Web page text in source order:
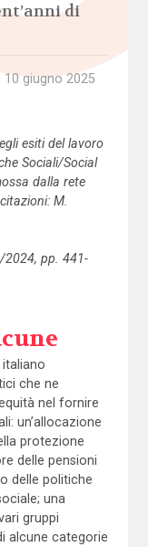
di
10 giugno 2025
esiti del lavoro
Sociali/Social
dalla rete
M.
2024, pp. 441-
che ne
nel fornire
un’allocazione
protezione
delle pensioni
delle politiche
una
gruppi
alcune categorie